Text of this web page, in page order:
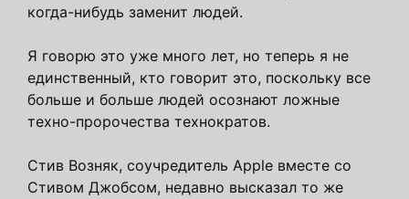
когда-нибудь заменит людей.
Я говорю это уже много лет, но теперь я не
единственный, кто говорит это, поскольку все
больше и больше людей осознают ложные
техно-пророчества технократов.
Стив Возняк, соучредитель Apple вместе со
Стивом Джобсом, недавно высказал то же